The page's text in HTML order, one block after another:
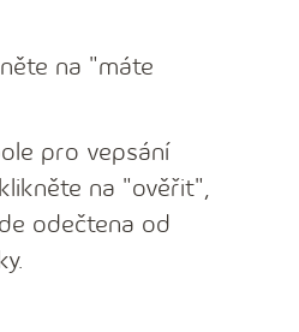
na "máte
pro vepsání
na "ověřit",
odečtena od